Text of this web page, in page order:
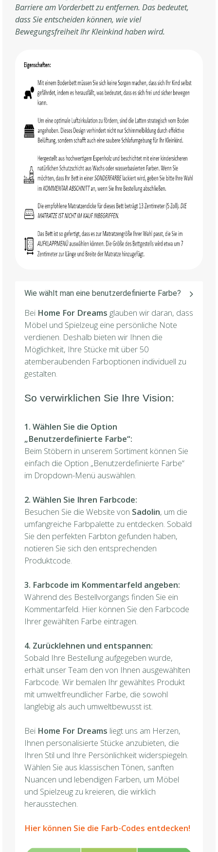
Barriere am Vorderbett zu entfernen. Das bedeutet,
dass Sie entscheiden können, wie viel
Bewegungsfreiheit Ihr Kleinkind haben wird.
Wie wählt man eine benutzerdefinierte Farbe?
Bei Home For Dreams glauben wir daran, dass
Möbel und Spielzeug eine persönliche Note
verdienen. Deshalb bieten wir Ihnen die
Möglichkeit, Ihre Stücke mit über 50
atemberaubenden Farboptionen individuell zu
gestalten.
So verwirklichen Sie Ihre Vision:
1. Wählen Sie die Option
„Benutzerdefinierte Farbe“:
Beim Stöbern in unserem Sortiment können Sie
einfach die Option „Benutzerdefinierte Farbe“
im Dropdown-Menü auswählen.
2. Wählen Sie Ihren Farbcode:
Besuchen Sie die Website von Sadolin, um die
umfangreiche Farbpalette zu entdecken. Sobald
Sie den perfekten Farbton gefunden haben,
notieren Sie sich den entsprechenden
Produktcode.
3. Farbcode im Kommentarfeld angeben:
Während des Bestellvorgangs finden Sie ein
Kommentarfeld. Hier können Sie den Farbcode
Ihrer gewählten Farbe eintragen.
4. Zurücklehnen und entspannen:
Sobald Ihre Bestellung aufgegeben wurde,
erhält unser Team den von Ihnen ausgewählten
Farbcode. Wir bemalen Ihr gewähltes Produkt
mit umweltfreundlicher Farbe, die sowohl
langlebig als auch umweltbewusst ist.
Bei Home For Dreams liegt uns am Herzen,
Ihnen personalisierte Stücke anzubieten, die
Ihren Stil und Ihre Persönlichkeit widerspiegeln.
Wählen Sie aus klassischen Tönen, sanften
Nuancen und lebendigen Farben, um Möbel
und Spielzeug zu kreieren, die wirklich
herausstechen.
Hier können Sie die Farb-Codes entdecken!